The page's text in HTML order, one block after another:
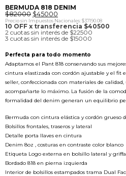
BERMUDA 818 DENIM
$82000 El
precio
original
era:
$82000.
$45000
precio
actual
es:
$45000.
Precio sin Impuestos Nacionales: $37190.08
10 OFF x transferencia $40500
2 cuotas sin interés de $22500
3 cuotas sin interés de $15000
Perfecta para todo momento
Adaptamos el Pant 818 conservando sus
cintura elastizada con cordón ajustable y el fit
seller, confeccionada con materiales de
acompañarte lo máximo. La fusión de la
formalidad del denim generan un equilibrio
Bermuda con cintura elástica y cordón grueso
Bolsillos frontales, traseros y lateral
Detalle porta llaves en cintura
Denim 8oz , costuras en contraste color blanco
Etiqueta Logo externa en bolsillo lateral y
Bordado 818 en pierna izquierda
Interior de bolsillos estampados trama Dual